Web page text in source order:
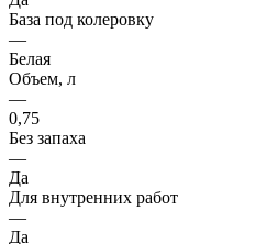
База под колеровку
—
Белая
Объем, л
—
0,75
Без запаха
—
Да
Для внутренних работ
—
Да